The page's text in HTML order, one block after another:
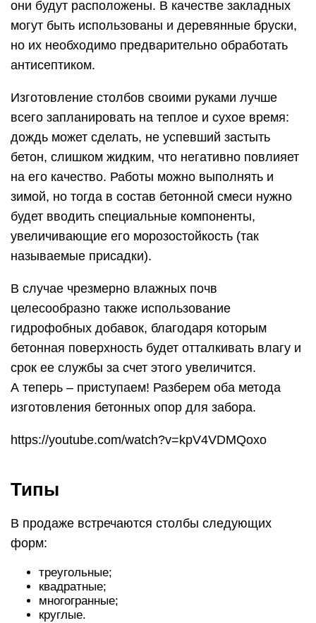
они будут расположены. В качестве закладных
могут быть использованы и деревянные бруски,
но их необходимо предварительно обработать
антисептиком.
Изготовление столбов своими руками лучше
всего запланировать на теплое и сухое время:
дождь может сделать, не успевший застыть
бетон, слишком жидким, что негативно повлияет
на его качество. Работы можно выполнять и
зимой, но тогда в состав бетонной смеси нужно
будет вводить специальные компоненты,
увеличивающие его морозостойкость (так
называемые присадки).
В случае чрезмерно влажных почв
целесообразно также использование
гидрофобных добавок, благодаря которым
бетонная поверхность будет отталкивать влагу и
срок ее службы за счет этого увеличится.
А теперь – приступаем! Разберем оба метода
изготовления бетонных опор для забора.
https://youtube.com/watch?v=kpV4VDMQoxo
Типы
В продаже встречаются столбы следующих
форм:
треугольные;
квадратные;
многогранные;
круглые.